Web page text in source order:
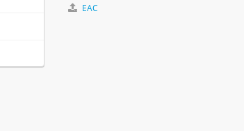
EAC